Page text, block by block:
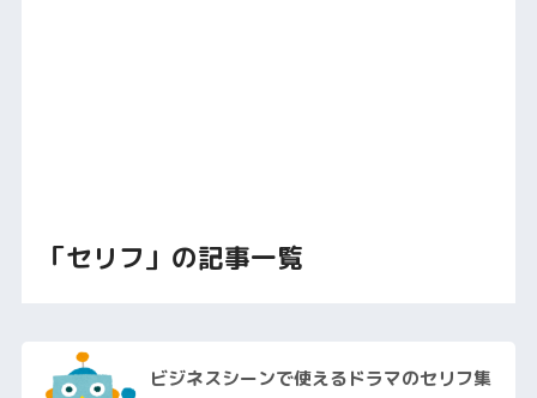
「セリフ」の記事一覧
ビジネスシーンで使えるドラマのセリフ集